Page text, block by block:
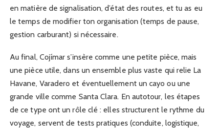
en matière de signalisation, d’état des routes, et tu as eu
le temps de modifier ton organisation (temps de pause,
gestion carburant) si nécessaire.
Au final, Cojímar s’insère comme une petite pièce, mais
une pièce utile, dans un ensemble plus vaste qui relie La
Havane, Varadero et éventuellement un cayo ou une
grande ville comme Santa Clara. En autotour, les étapes
de ce type ont un rôle clé : elles structurent le rythme du
voyage, servent de tests pratiques (conduite, logistique,